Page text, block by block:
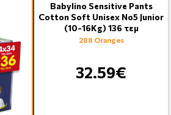
Babylino Sensitive Pants
Cotton Soft Unisex No5 Junior
(10-16Kg) 136 τεμ
288 Oranges
32.59€